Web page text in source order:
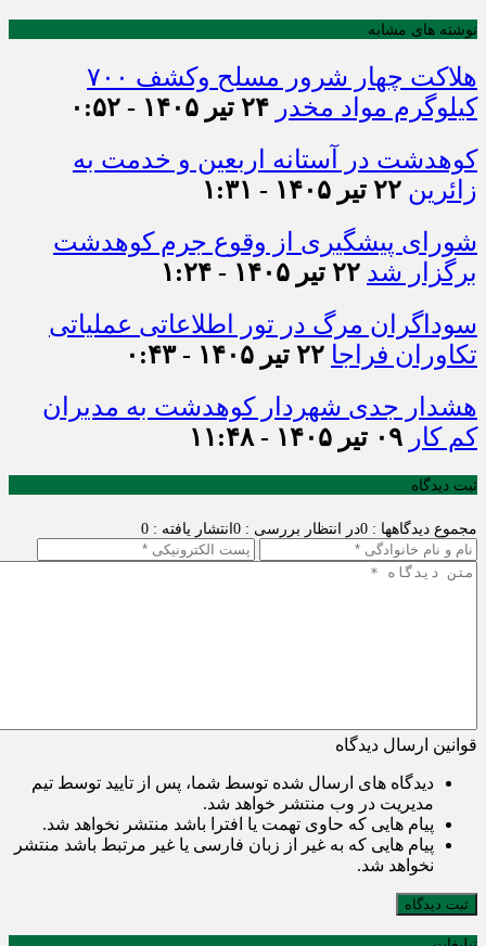
نوشته های مشابه
هلاکت چهار شرور مسلح وکشف ۷۰۰
کیلوگرم مواد مخدر ۲۴ تیر ۱۴۰۵ - ۰:۵۲
کوهدشت در آستانه اربعین و خدمت‌ به
زائرین ۲۲ تیر ۱۴۰۵ - ۱:۳۱
شورای پیشگیری از وقوع جرم کوهدشت
برگزار شد ۲۲ تیر ۱۴۰۵ - ۱:۲۴
سوداگران مرگ در تور اطلاعاتی عملیاتی
تکاوران فراجا ۲۲ تیر ۱۴۰۵ - ۰:۴۳
هشدار جدی شهردار کوهدشت به مدیران
کم کار ۰۹ تیر ۱۴۰۵ - ۱۱:۴۸
ثبت دیدگاه
مجموع دیدگاهها : 0 در انتظار بررسی : 0 انتشار یافته : 0
قوانین ارسال دیدگاه
دیدگاه های ارسال شده توسط شما، پس از تایید توسط تیم
مدیریت در وب منتشر خواهد شد.
پیام هایی که حاوی تهمت یا افترا باشد منتشر نخواهد شد.
پیام هایی که به غیر از زبان فارسی یا غیر مرتبط باشد منتشر
نخواهد شد.
ثبت دیدگاه